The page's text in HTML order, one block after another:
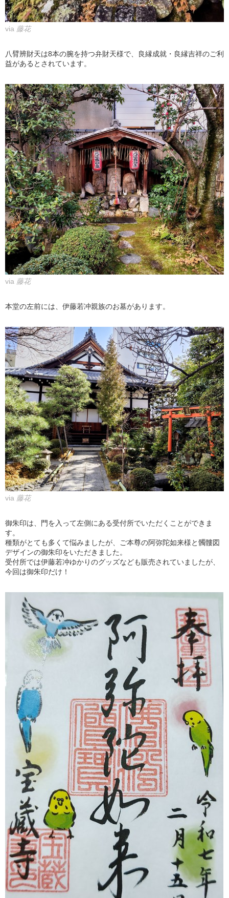
via 藤花
八臂辨財天は8本の腕を持つ弁財天様で、良縁成就・良縁吉祥のご利
益があるとされています。
via 藤花
本堂の左前には、伊藤若冲親族のお墓があります。
via 藤花
御朱印は、門を入って左側にある受付所でいただくことができま
す。
種類がとても多くて悩みましたが、ご本尊の阿弥陀如来様と髑髏図
デザインの御朱印をいただきました。
受付所では伊藤若冲ゆかりのグッズなども販売されていましたが、
今回は御朱印だけ！